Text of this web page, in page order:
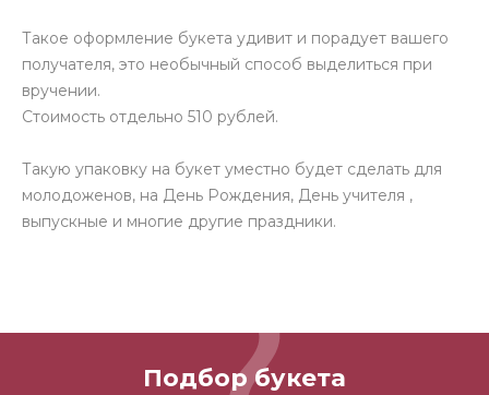
Такое оформление букета удивит и порадует вашего
получателя, это необычный способ выделиться при
вручении.
Стоимость отдельно 510 рублей.
Такую упаковку на букет уместно будет сделать для
молодоженов, на День Рождения, День учителя ,
выпускные и многие другие праздники.
Подбор букета